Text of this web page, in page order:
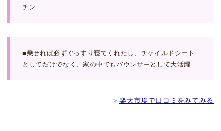
チン
■乗せれば必ずぐっすり寝てくれたし、チャイルドシート
としてだけでなく、家の中でもバウンサーとして大活躍
＞ 楽天市場で口コミをみてみる